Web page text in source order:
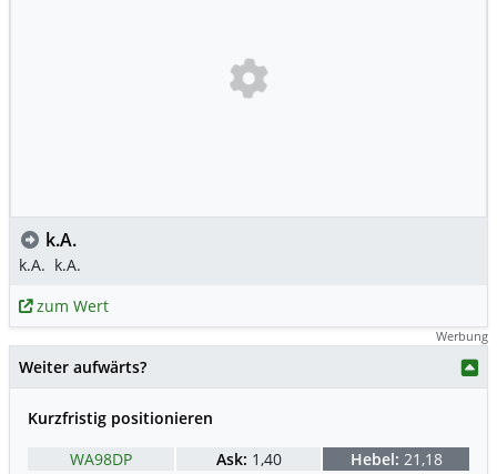
k.A.
k.A. k.A.
zum Wert
Werbung
Weiter aufwärts?
Kurzfristig positionieren
WA98DP
Ask: 1,40 Hebel: 21,18